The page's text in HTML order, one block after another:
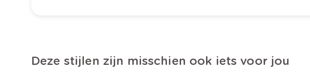
Deze stijlen zijn misschien ook iets voor jou